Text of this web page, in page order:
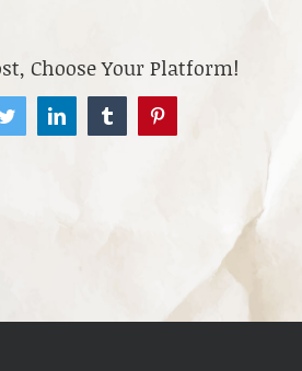
Choose Your Platform!
TwitterLinkedInTumblrPinterest